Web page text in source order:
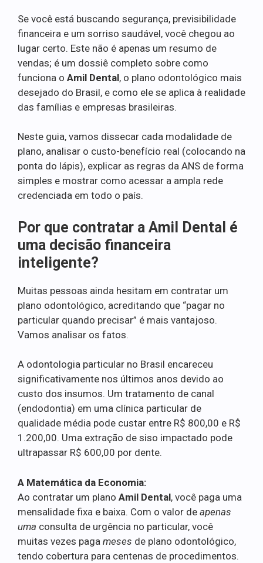
Se você está buscando segurança, previsibilidade
financeira e um sorriso saudável, você chegou ao
lugar certo. Este não é apenas um resumo de
vendas; é um dossiê completo sobre como
funciona o Amil Dental, o plano odontológico mais
desejado do Brasil, e como ele se aplica à realidade
das famílias e empresas brasileiras.
Neste guia, vamos dissecar cada modalidade de
plano, analisar o custo-benefício real (colocando na
ponta do lápis), explicar as regras da ANS de forma
simples e mostrar como acessar a ampla rede
credenciada em todo o país.
Por que contratar a Amil Dental é
uma decisão financeira
inteligente?
Muitas pessoas ainda hesitam em contratar um
plano odontológico, acreditando que “pagar no
particular quando precisar” é mais vantajoso.
Vamos analisar os fatos.
A odontologia particular no Brasil encareceu
significativamente nos últimos anos devido ao
custo dos insumos. Um tratamento de canal
(endodontia) em uma clínica particular de
qualidade média pode custar entre R$ 800,00 e R$
1.200,00. Uma extração de siso impactado pode
ultrapassar R$ 600,00 por dente.
A Matemática da Economia:
Ao contratar um plano Amil Dental, você paga uma
mensalidade fixa e baixa. Com o valor de apenas
uma consulta de urgência no particular, você
muitas vezes paga meses de plano odontológico,
tendo cobertura para centenas de procedimentos.